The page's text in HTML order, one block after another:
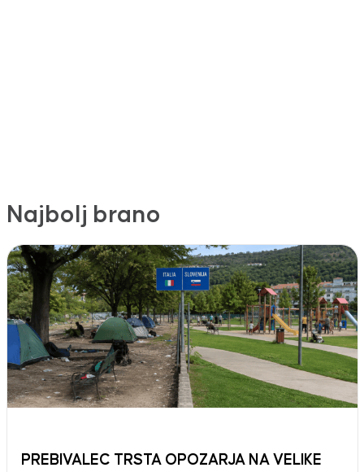
Najbolj brano
PREBIVALEC TRSTA OPOZARJA NA VELIKE